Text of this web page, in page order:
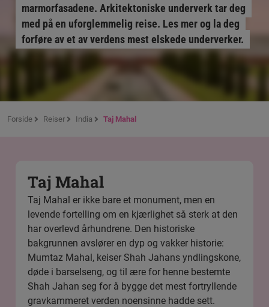
marmorfasadene. Arkitektoniske underverk tar deg
med på en uforglemmelig reise. Les mer og la deg
forføre av et av verdens mest elskede underverker.
Forside Reiser India Taj Mahal
Taj Mahal
Taj Mahal er ikke bare et monument, men en
levende fortelling om en kjærlighet så sterk at den
har overlevd århundrene. Den historiske
bakgrunnen avslører en dyp og vakker historie:
Mumtaz Mahal, keiser Shah Jahans yndlingskone,
døde i barselseng, og til ære for henne bestemte
Shah Jahan seg for å bygge det mest fortryllende
gravkammeret verden noensinne hadde sett.